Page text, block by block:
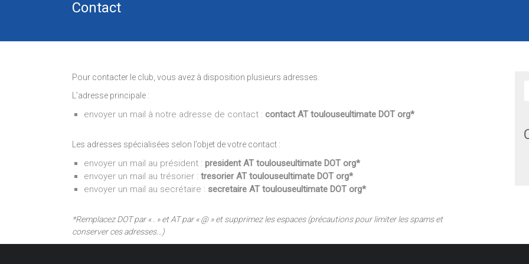
Contact
Pour contacter le club, vous avez à disposition plusieurs adresses.
L’adresse principale :
envoyer un mail à notre adresse de contact : contact AT toulouseultimate DOT org*
Les adresses spécialisées selon l’objet de votre contact :
envoyer un mail au président : president AT toulouseultimate DOT org*
envoyer un mail au trésorier : tresorier AT toulouseultimate DOT org*
envoyer un mail au secrétaire : secretaire AT toulouseultimate DOT org*
*Remplacez DOT par « . » et AT par « @ » et supprimez les espaces (précautions pour limiter les spams et
conserver ces adresses…)